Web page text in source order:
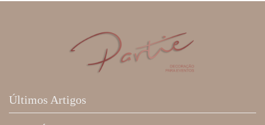
Últimos Artigos